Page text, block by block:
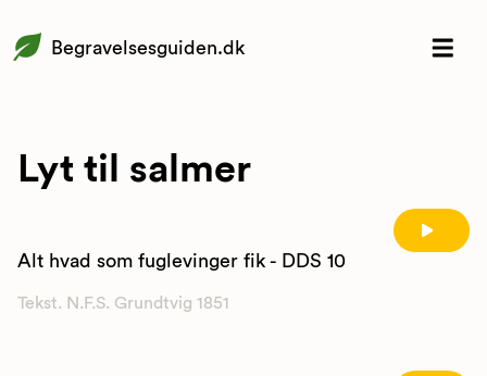
Begravelsesguiden.dk
Lyt til salmer
Alt hvad som fuglevinger fik - DDS 10
Tekst. N.F.S. Grundtvig 1851